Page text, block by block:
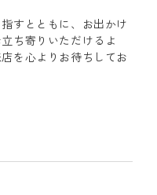
すとともに、お出かけ
ち寄りいただけるよ
を心よりお待ちしてお